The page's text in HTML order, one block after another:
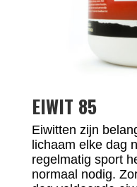
EIWIT 85
Eiwitten zijn
lichaam elke dag
regelmatig sport
normaal nodig.